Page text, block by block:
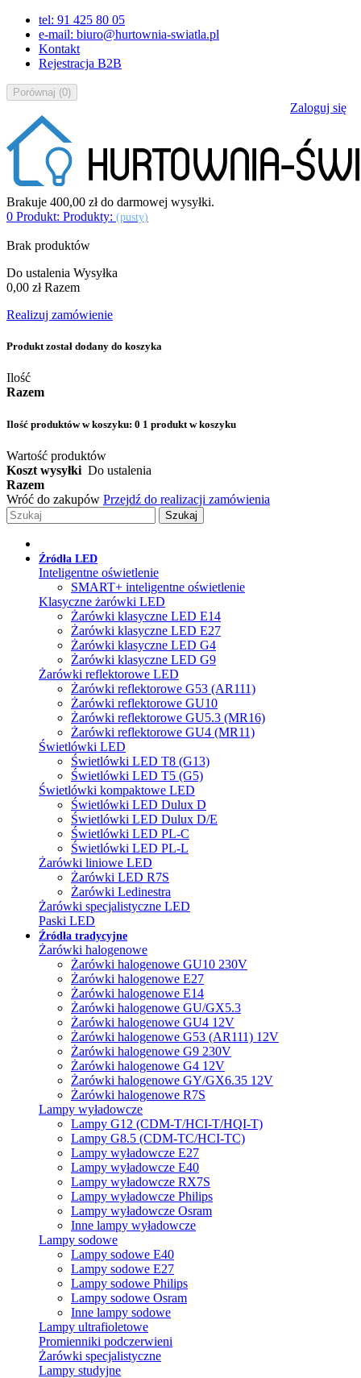
tel: 91 425 80 05
e-mail: biuro@hurtownia-swiatla.pl
Kontakt
Rejestracja B2B
Porównaj (0)
Zaloguj się
Brakuje 400,00 złdo darmowej wysyłki.
0 Produkt: Produkty: (pusty)
Brak produktów
Do ustalenia Wysyłka
0,00 zł Razem
Realizuj zamówienie
Produkt został dodany do koszyka
Ilość
Razem
Ilość produktów w koszyku: 0 1 produkt w koszyku
Wartość produktów
Koszt wysyłki Do ustalenia
Razem
Wróć do zakupów Przejdź do realizacji zamówienia
Szukaj
Źródła LED
Inteligentne oświetlenie
SMART+ inteligentne oświetlenie
Klasyczne żarówki LED
Żarówki klasyczne LED E14
Żarówki klasyczne LED E27
Żarówki klasyczne LED G4
Żarówki klasyczne LED G9
Żarówki reflektorowe LED
Żarówki reflektorowe G53 (AR111)
Żarówki reflektorowe GU10
Żarówki reflektorowe GU5.3 (MR16)
Żarówki reflektorowe GU4 (MR11)
Świetlówki LED
Świetlówki LED T8 (G13)
Świetlówki LED T5 (G5)
Świetlówki kompaktowe LED
Świetlówki LED Dulux D
Świetlówki LED Dulux D/E
Świetlówki LED PL-C
Świetlówki LED PL-L
Żarówki liniowe LED
Żarówki LED R7S
Żarówki Ledinestra
Żarówki specjalistyczne LED
Paski LED
Źródła tradycyjne
Żarówki halogenowe
Żarówki halogenowe GU10 230V
Żarówki halogenowe E27
Żarówki halogenowe E14
Żarówki halogenowe GU/GX5.3
Żarówki halogenowe GU4 12V
Żarówki halogenowe G53 (AR111) 12V
Żarówki halogenowe G9 230V
Żarówki halogenowe G4 12V
Żarówki halogenowe GY/GX6.35 12V
Żarówki halogenowe R7S
Lampy wyładowcze
Lampy G12 (CDM-T/HCI-T/HQI-T)
Lampy G8.5 (CDM-TC/HCI-TC)
Lampy wyładowcze E27
Lampy wyładowcze E40
Lampy wyładowcze RX7S
Lampy wyładowcze Philips
Lampy wyładowcze Osram
Inne lampy wyładowcze
Lampy sodowe
Lampy sodowe E40
Lampy sodowe E27
Lampy sodowe Philips
Lampy sodowe Osram
Inne lampy sodowe
Lampy ultrafioletowe
Promienniki podczerwieni
Żarówki specjalistyczne
Lampy studyjne